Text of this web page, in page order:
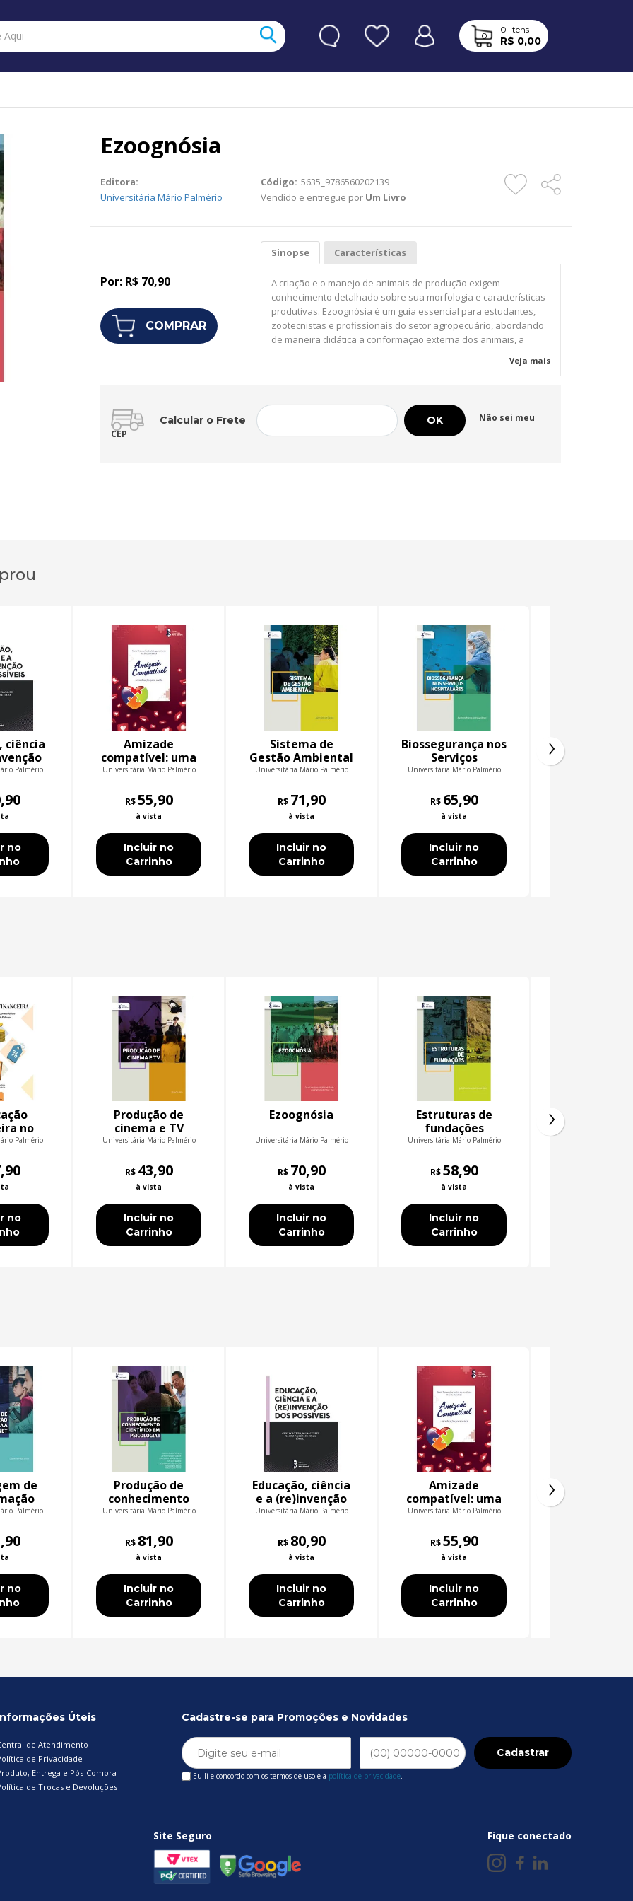
0
0 Itens
R$ 0,00
Ezoognósia
Editora:
Universitária Mário Palmério
Código: 5635_9786560202139
Vendido e entregue por Um Livro
Por: R$ 70,90
COMPRAR
Sinopse Características
A criação e o manejo de animais de produção exigem
conhecimento detalhado sobre sua morfologia e características
produtivas. Ezoognósia é um guia essencial para estudantes,
zootecnistas e profissionais do setor agropecuário, abordando
de maneira didática a conformação externa dos animais, a
genético. A obra apresenta os conceitos fundamentais da
influenciam sua produtividade e bem-estar. Com ilustrações
detalhadas e explicações técnicas, o livro se torna uma
ferramenta indispensável para quem deseja aprofundar seus
Veja mais
Calcular o Frete
Não sei meu
CEP
ciência
Palmério
no
Amizade
compatível: uma
doação para a
Universitária Mário Palmério
R$55,90
à vista
Incluir no
Carrinho
Sistema de
Gestão Ambiental
Universitária Mário Palmério
R$ 71,90
à vista
Incluir no
Carrinho
Biossegurança nos
Serviços
Hospitalares
Universitária Mário Palmério
R$ 65,90
à vista
Incluir no
Carrinho
Genético
›
no
da
da
de
Palmério
no
Produção de
cinema e TV
Universitária Mário Palmério
R$ 43,90
à vista
Incluir no
Carrinho
Ezoognósia
Universitária Mário Palmério
R$ 70,90
à vista
Incluir no
Carrinho
Estruturas de
fundações
Universitária Mário Palmério
R$58,90
à vista
Incluir no
Carrinho
›
de
Palmério
no
Produção de
conhecimento
científico em
Universitária Mário Palmério
R$ 81,90
à vista
Incluir no
Carrinho
Educação, ciência
e a (re)invenção
dos possíveis
Universitária Mário Palmério
R$ 80,90
à vista
Incluir no
Carrinho
Amizade
compatível: uma
doação para a
Universitária Mário Palmério
R$55,90
à vista
Incluir no
Carrinho
›
Úteis
de Atendimento
de Privacidade
Entrega e Pós-Compra
de Trocas e Devoluções
Cadastre-se para Promoções e Novidades
Cadastrar
Eu li e concordo com os termos de uso e a política de privacidade.
Site Seguro Fique conectado